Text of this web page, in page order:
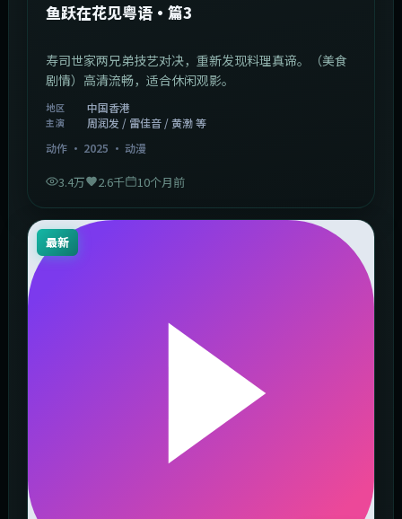
鱼跃在花见粤语·篇3
寿司世家两兄弟技艺对决，重新发现料理真谛。（美食
剧情）高清流畅，适合休闲观影。
地区 中国香港
主演
周润发 / 雷佳音 / 黄渤 等
动作· 2025 · 动漫
3.4万 2.6千 10个月前
最新